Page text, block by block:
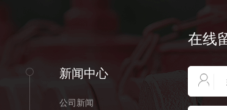
新闻中心
公司新闻
在线